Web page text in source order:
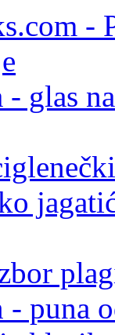
-
glas
puna